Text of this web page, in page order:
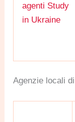
agenti Study
in Ukraine
Agenzie locali